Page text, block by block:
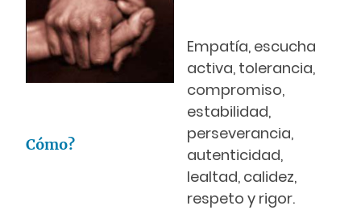
Cómo?
Empatía, escucha
activa, tolerancia,
compromiso,
estabilidad,
perseverancia,
autenticidad,
lealtad, calidez,
respeto y rigor.